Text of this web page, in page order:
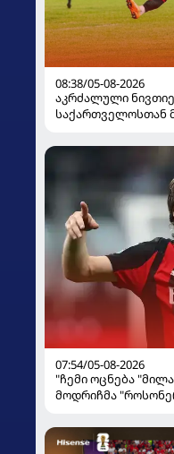
08:38/05-08-2026
აკრძალული
საქართველოსთან
ინფორმაციას
07:54/05-08-2026
"ჩემი ოცნება
მოდრიჩმა